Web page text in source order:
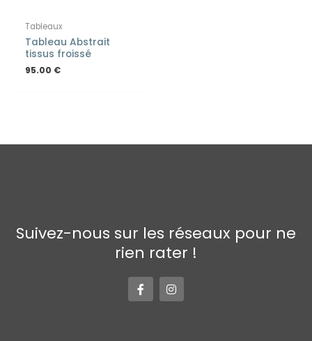
Tableaux
Tableau Abstrait
tissus froissé
95.00 €
Suivez-nous sur les réseaux pour ne
rien rater !
F
a
c
I
n
s